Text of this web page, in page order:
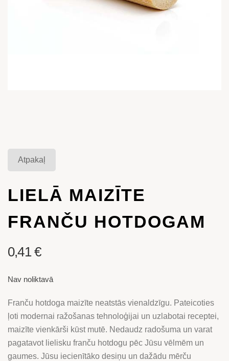
Atpakaļ
LIELĀ MAIZĪTE
FRANČU HOTDOGAM
0,41€
Nav noliktavā
Franču hotdoga maizīte neatstās vienaldzīgu. Pateicoties
ļoti modernai ražošanas tehnoloģijai un uzlabotai receptei,
maizīte vienkārši kūst mutē. Nedaudz radošuma un varat
pagatavot lielisku franču hotdogu pēc Jūsu vēlmēm un
gaumes. Jūsu iecienītāko desiņu un dažādu mērču